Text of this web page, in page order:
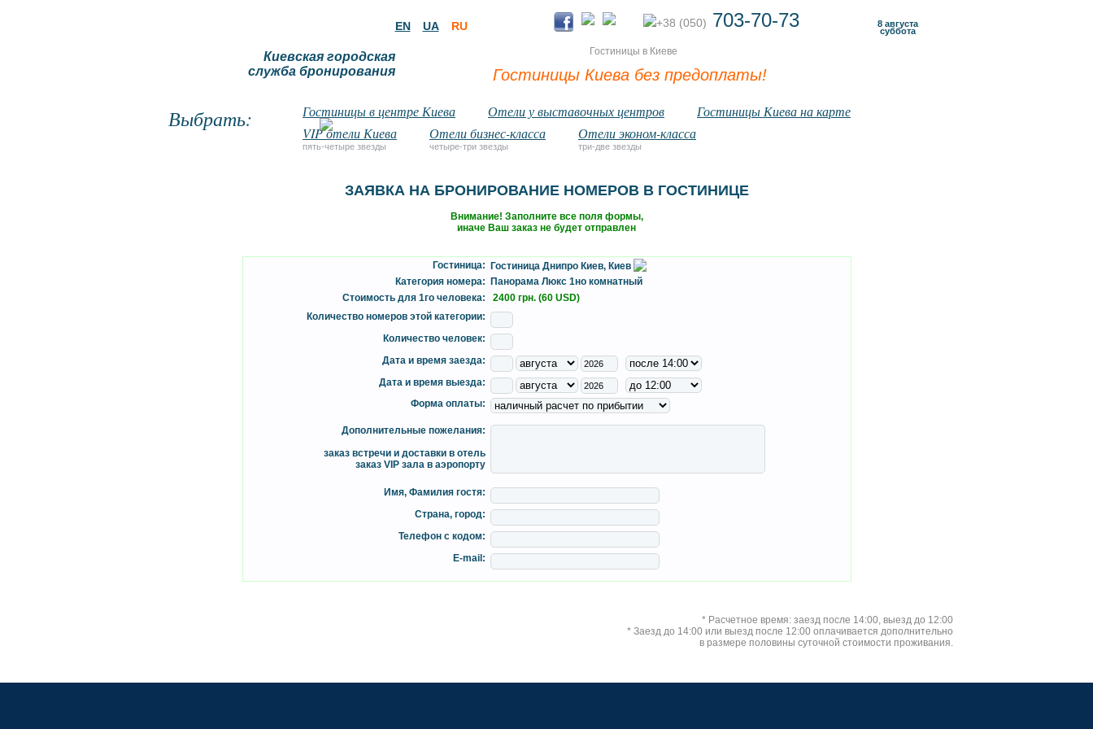
Гостиницы в Киеве
Киевская городская
служба бронирования
EN UA RU +38 (050) 703-70-73
Гостиницы Киева без предоплаты!
8 августа
суббота
Выбрать: Гостиницы в центре Киева Отели у выставочных центров
Гостиницы Киева на карте
VIP отели Киева
пять-четыре звезды
Отели бизнес-класса
четыре-три звезды
Отели эконом-класса
три-две звезды
ЗАЯВКА НА БРОНИРОВАНИЕ НОМЕРОВ В ГОСТИНИЦЕ
Внимание! Заполните все поля формы,
иначе Ваш заказ не будет отправлен
Гостиница: Гостиница Днипро Киев, Киев
Категория номера: Панорама Люкс 1но комнатный
Стоимость для 1го человека:
2400 грн. (60 USD)
Количество номеров этой категории:
Количество человек:
Дата и время заезда:
Дата и время выезда:
Форма оплаты:
Дополнительные пожелания:
заказ встречи и доставки в отель
заказ VIP зала в аэропорту
Имя, Фамилия гостя:
Страна, город:
Телефон с кодом:
E-mail:
* Расчетное время: заезд после 14:00, выезд до 12:00
* Заезд до 14:00 или выезд после 12:00 оплачивается дополнительно
в размере половины суточной стоимости проживания.